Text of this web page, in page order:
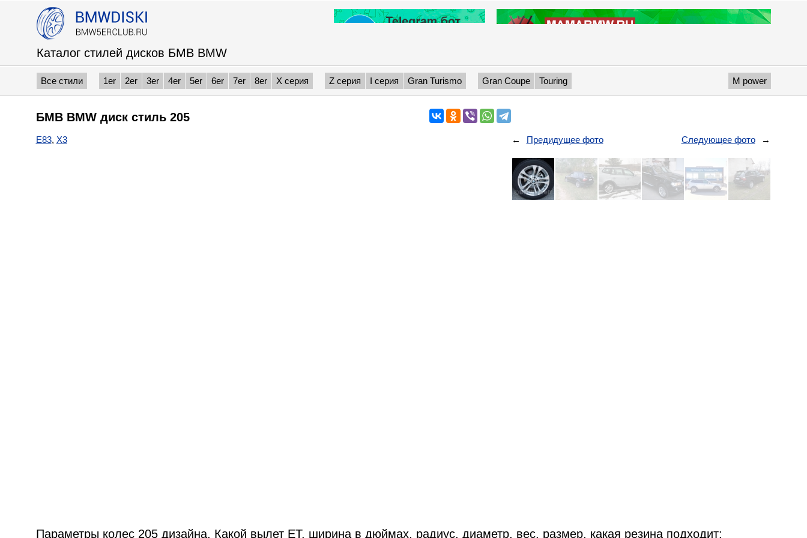
Каталог стилей дисков БМВ BMW
Все стили 1er 2er 3er 4er 5er 6er 7er 8er X серия Z серия I серия Gran Turismo Gran Coupe Touring M power
БМВ BMW диск стиль 205
E83, X3 ← Предидущее фото Следующее фото →
Параметры колес 205 дизайна. Какой вылет ET, ширина в дюймах, радиус, диаметр, вес, размер, какая резина подходит: